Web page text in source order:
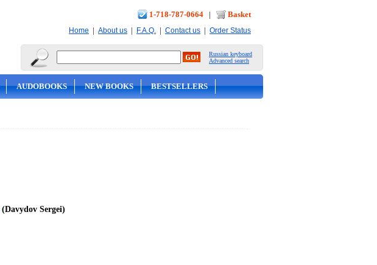
1-718-787-0664 | Basket
Home | About us | F.A.Q. | Contact us | Order Status
Russian keyboard
Advanced search
AUDOBOOKS NEW BOOKS BESTSELLERS
(Davydov Sergei)